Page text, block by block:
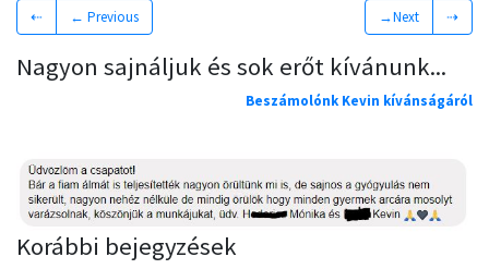
⇠ ← Previous →Next ⇢
Nagyon sajnáljuk és sok erőt kívánunk...
Beszámolónk Kevin kívánságáról
Korábbi bejegyzések